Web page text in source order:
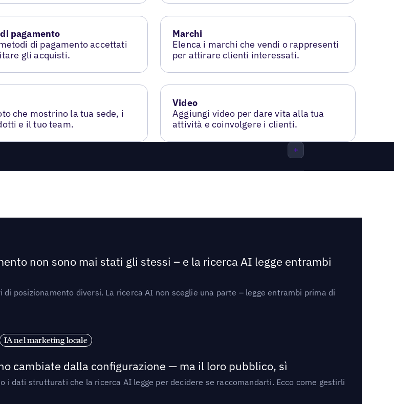
pagamento
di pagamento accettati
gli acquisti.
Marchi
Elenca i marchi che vendi o rappresenti
per attirare clienti interessati.
che mostrino la tua sede, i
e il tuo team.
Video
Aggiungi video per dare vita alla tua
attività e coinvolgere i clienti.
non sono mai stati gli stessi – e la ricerca AI legge entrambi
posizionamento diversi. La ricerca AI non sceglie una parte – legge entrambi prima di
IA nel marketing locale
cambiate dalla configurazione — ma il loro pubblico, sì
i dati strutturati che la ricerca AI legge per decidere se raccomandarti. Ecco come gestirli